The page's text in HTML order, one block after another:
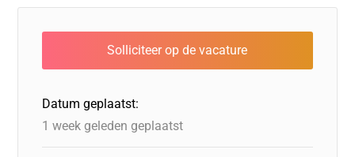
e
b
o
o
k
e
dI
n
er o
d
o
a
d
s
s
A
p
l
Datum geplaatst:
1 week geleden geplaatst